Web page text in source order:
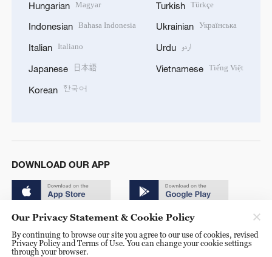
Hungarian Magyar
Indonesian Bahasa Indonesia
Italian Italiano
Japanese 日本語
Korean 한국어
Turkish Türkçe
Ukrainian Українська
Urdu اردو
Vietnamese Tiếng Việt
DOWNLOAD OUR APP
© China Radio International.CRI. All Rights Reserved. 16A
Our Privacy Statement & Cookie Policy
By continuing to browse our site you agree to our use of cookies, revised
Privacy Policy and Terms of Use. You can change your cookie settings
through your browser.